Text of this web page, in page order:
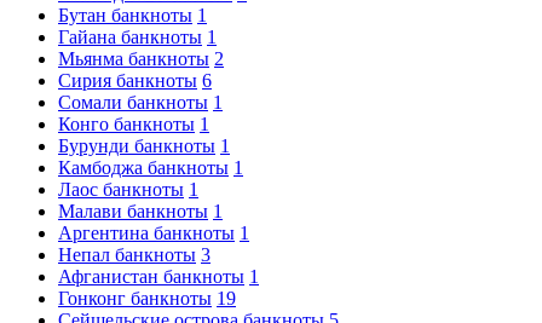
Бутан банкноты 1
Гайана банкноты 1
Мьянма банкноты 2
Сирия банкноты 6
Сомали банкноты 1
Конго банкноты 1
Бурунди банкноты 1
Камбоджа банкноты 1
Лаос банкноты 1
Малави банкноты 1
Аргентина банкноты 1
Непал банкноты 3
Афганистан банкноты 1
Гонконг банкноты 19